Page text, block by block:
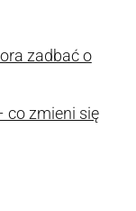
zadbać o
co zmieni się